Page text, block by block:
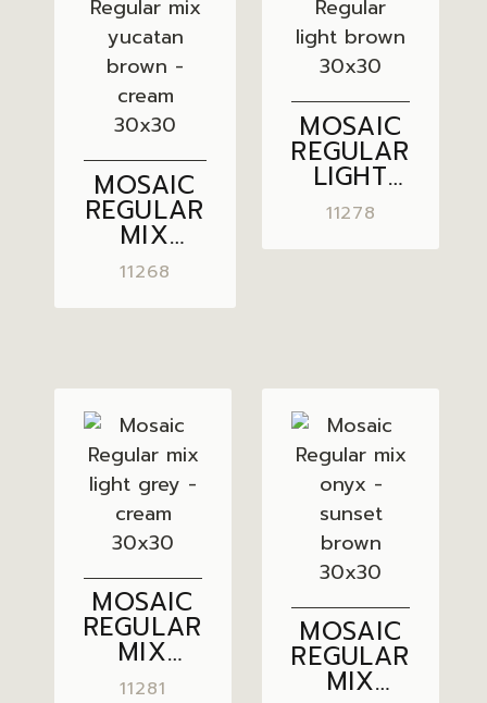
MOSAIC
REGULAR
MIX
YUCATAN
BROWN
– CREAM
11268
MOSAIC
REGULAR
LIGHT
BROWN
30×30
11278
MOSAIC
REGULAR
MIX
LIGHT
11281
MOSAIC
REGULAR
MIX